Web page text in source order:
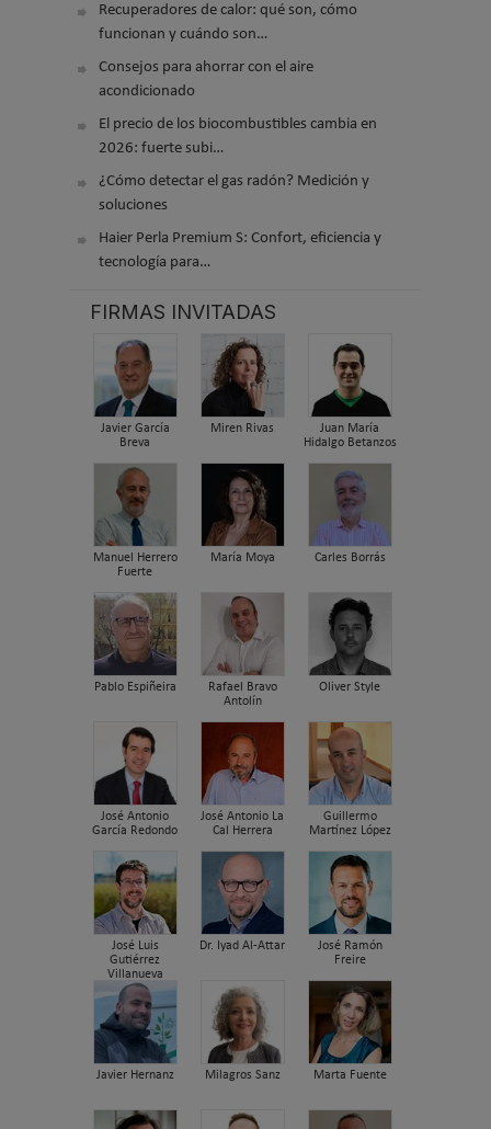
Recuperadores de calor: qué son, cómo
funcionan y cuándo son…
Consejos para ahorrar con el aire
acondicionado
El precio de los biocombustibles cambia en
2026: fuerte subi…
¿Cómo detectar el gas radón? Medición y
soluciones
Haier Perla Premium S: Confort, eficiencia y
tecnología para…
FIRMAS INVITADAS
Javier García
Breva
Miren Rivas
Juan María
Hidalgo Betanzos
Manuel Herrero
Fuerte
María Moya Carles Borrás
Pablo Espiñeira
Rafael Bravo
Antolín
Oliver Style
José Antonio
García Redondo
José Antonio La
Cal Herrera
Guillermo
Martínez López
José Luis
Gutiérrez
Villanueva
Dr. Iyad Al-Attar
José Ramón
Freire
Javier Hernanz Milagros Sanz Marta Fuente